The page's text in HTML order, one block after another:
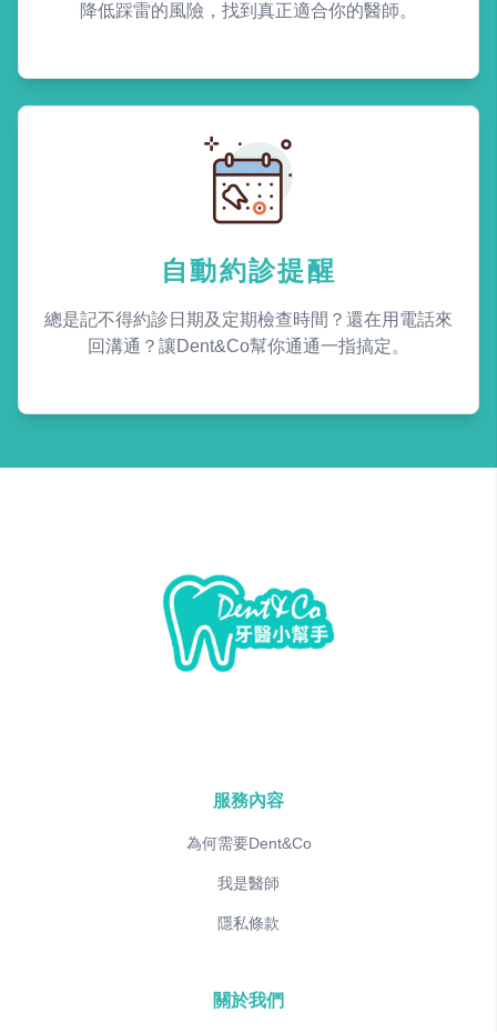
降低踩雷的風險，找到真正適合你的醫師。
自動約診提醒
總是記不得約診日期及定期檢查時間？還在用電話來
回溝通？讓Dent&Co幫你通通一指搞定。
服務內容
為何需要Dent&Co
我是醫師
隱私條款
關於我們